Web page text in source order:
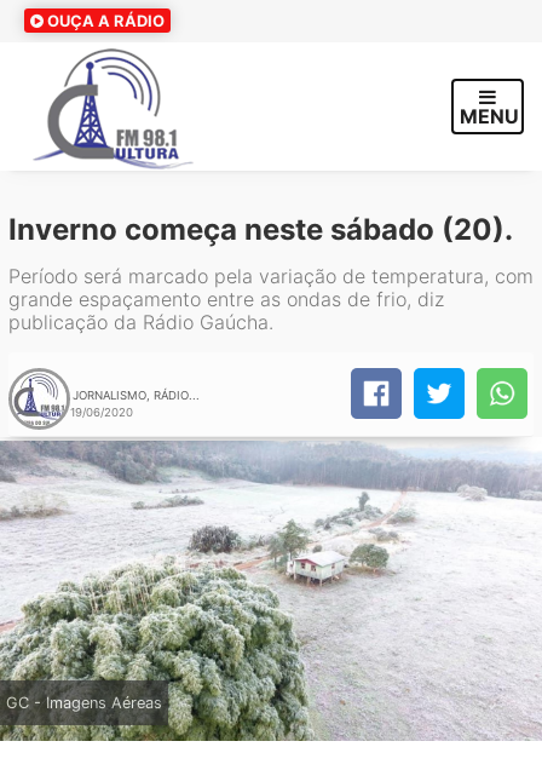
OUÇA A RÁDIO
MENU
Inverno começa neste sábado (20).
Período será marcado pela variação de temperatura, com
grande espaçamento entre as ondas de frio, diz
publicação da Rádio Gaúcha.
JORNALISMO, RÁDIO...
19/06/2020
GC - Imagens Aéreas